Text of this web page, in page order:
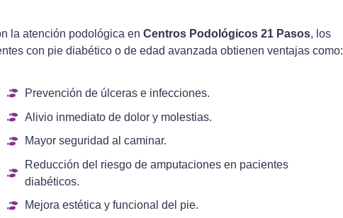
la atención podológica en Centros Podológicos 21 Pasos, los
con pie diabético o de edad avanzada obtienen ventajas como:
Prevención de úlceras e infecciones.
Alivio inmediato de dolor y molestias.
Mayor seguridad al caminar.
Reducción del riesgo de amputaciones en pacientes
diabéticos.
Mejora estética y funcional del pie.